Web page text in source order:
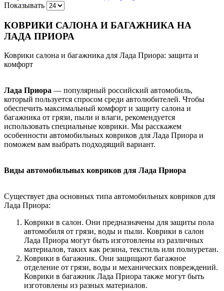
Показывать
КОВРИКИ САЛОНА И БАГАЖНИКА НА
ЛАДА ПРИОРА
Коврики салона и багажника для Лада Приора: защита и
комфорт
Лада Приора — популярный российский автомобиль,
который пользуется спросом среди автолюбителей. Чтобы
обеспечить максимальный комфорт и защиту салона и
багажника от грязи, пыли и влаги, рекомендуется
использовать специальные коврики. Мы расскажем
особенности автомобильных ковриков для Лада Приора и
поможем вам выбрать подходящий вариант.
Виды автомобильных ковриков для Лада Приора
Существует два основных типа автомобильных ковриков для
Лада Приора:
Коврики в салон. Они предназначены для защиты пола
автомобиля от грязи, воды и пыли. Коврики в салон
Лада Приора могут быть изготовлены из различных
материалов, таких как резина, текстиль или полиуретан.
Коврики в багажник. Они защищают багажное
отделение от грязи, воды и механических повреждений.
Коврики в багажник Лада Приора также могут быть
изготовлены из разных материалов.